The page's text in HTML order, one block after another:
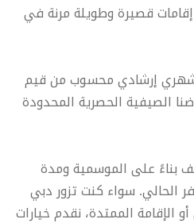
قصيرة وطويلة مرنة في
إرشادي محسوب من قيم
الصيفية الحصرية المحدودة
بناءً على الموسمية ومدة
الحالي. سواء كنت تزور دبي
الإقامة الممتدة، نقدم خيارات